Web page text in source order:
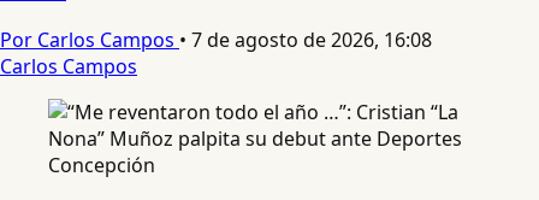
Por Carlos Campos • 7 de agosto de 2026, 16:08
Carlos Campos